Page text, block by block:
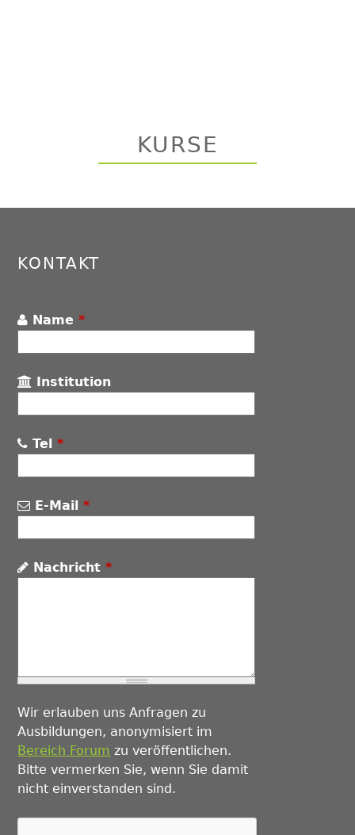
KURSE
to
KONTAKT
Name*
Institution
Tel*
E-Mail*
Nachricht*
Wir erlauben uns Anfragen zu
Ausbildungen, anonymisiert im
Bereich Forum zu veröffentlichen.
Bitte vermerken Sie, wenn Sie damit
nicht einverstanden sind.